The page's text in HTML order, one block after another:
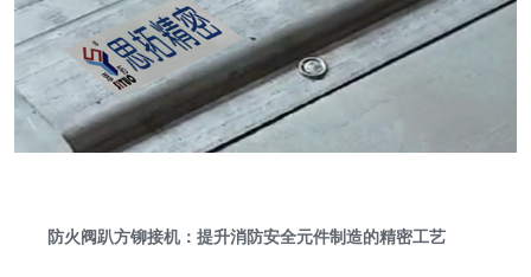
防火阀趴方铆接机：提升消防安全元件制造的精密工艺